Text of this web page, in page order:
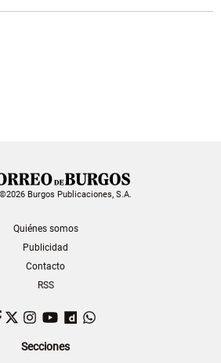
Burgos Publicaciones, S.A.
Quiénes somos
Publicidad
Contacto
RSS
Facebook
TwitterInstagram
YouTubeDailymotion
Secciones